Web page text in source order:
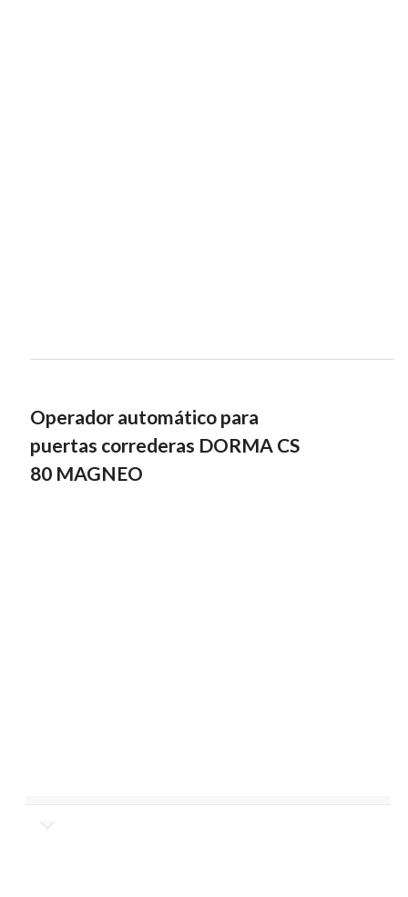
Operador automático para
puertas correderas DORMA CS
80 MAGNEO